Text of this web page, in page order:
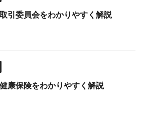
引委員会をわかりやすく解説
康保険をわかりやすく解説